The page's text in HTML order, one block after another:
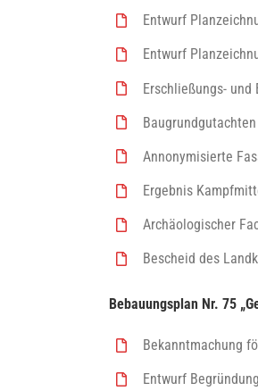
Entwurf
Entwurf
Erschließungs- und
Baugrundgutachten
Annonymisierte
Ergebnis
Archäologischer
Bescheid des
Bebauungsplan Nr. 75
Bekanntmachung
Entwurf